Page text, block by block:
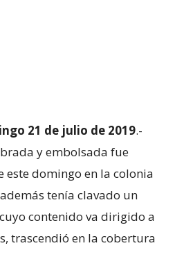
21 de julio de 2019.-
y embolsada fue
este domingo en la colonia
tenía clavado un
contenido va dirigido a
trascendió en la cobertura